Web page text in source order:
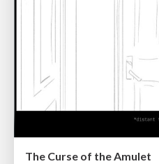
The Curse of the Amulet